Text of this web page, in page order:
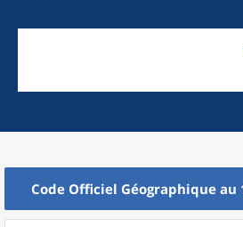
Code Officiel Géographique au